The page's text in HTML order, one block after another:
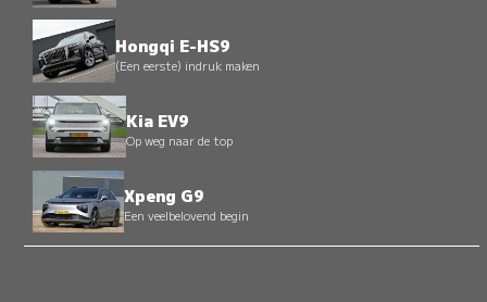
Hongqi E-HS9
(Een eerste) indruk maken
Kia EV9
Op weg naar de top
Xpeng G9
Een veelbelovend begin